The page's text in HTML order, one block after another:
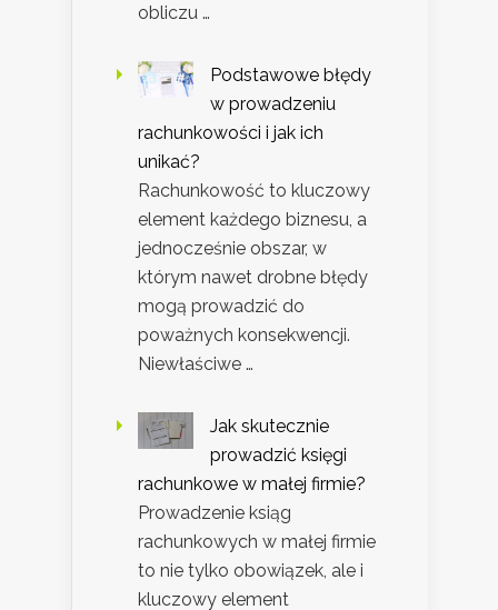
obliczu …
Podstawowe błędy
w prowadzeniu
rachunkowości i jak ich
unikać?
Rachunkowość to kluczowy
element każdego biznesu, a
jednocześnie obszar, w
którym nawet drobne błędy
mogą prowadzić do
poważnych konsekwencji.
Niewłaściwe …
Jak skutecznie
prowadzić księgi
rachunkowe w małej firmie?
Prowadzenie ksiąg
rachunkowych w małej firmie
to nie tylko obowiązek, ale i
kluczowy element